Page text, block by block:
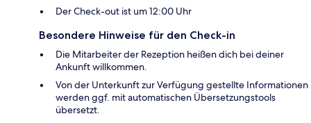
Der Check-out ist um 12:00 Uhr
Besondere Hinweise für den Check-in
Die Mitarbeiter der Rezeption heißen dich bei deiner
Ankunft willkommen.
Von der Unterkunft zur Verfügung gestellte Informationen
werden ggf. mit automatischen Übersetzungstools
übersetzt.